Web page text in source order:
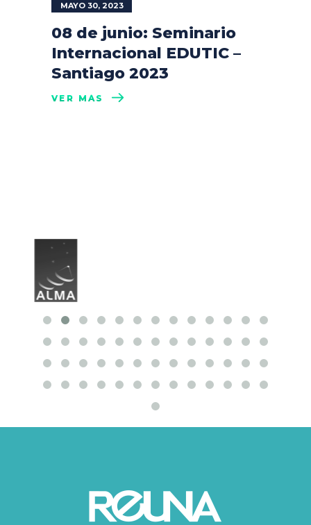
MAYO 30, 2023
08 de junio: Seminario
Internacional EDUTIC –
Santiago 2023
VER MÁS